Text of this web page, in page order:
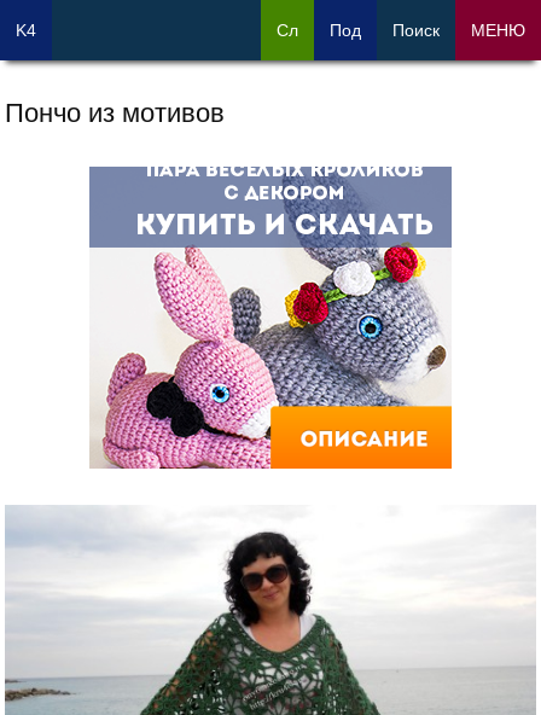
Пончо из мотивов
K4 Сл Под Поиск МЕНЮ